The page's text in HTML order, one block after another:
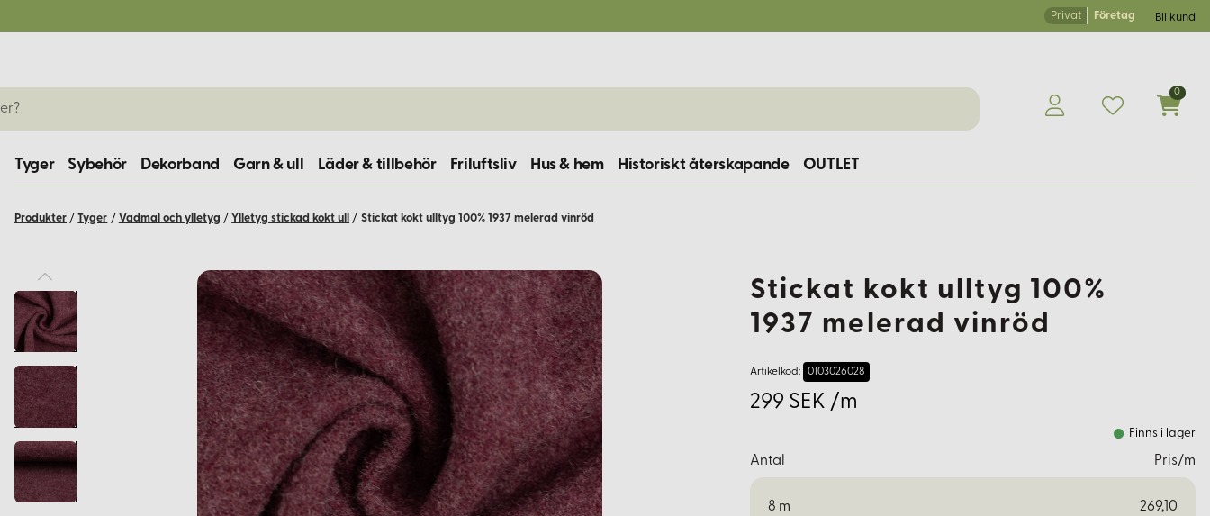
Privat Företag Bli kund
0
Tyger Sybehör Dekorband Garn & ull Läder & tillbehör Friluftsliv Hus & hem Historiskt återskapande OUTLET
Produkter / Tyger / Vadmal och ylletyg / Ylletyg stickad kokt ull / Stickat kokt ulltyg 100% 1937 melerad vinröd
Stickat kokt ulltyg 100%
1937 melerad vinröd
Artikelkod: 0103026028
299 SEK /m
Finns i lager
Antal Pris/m
8 m 269,10